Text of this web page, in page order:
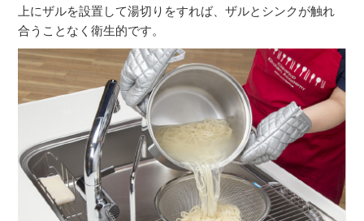
上にザルを設置して湯切りをすれば、ザルとシンクが触れ
合うことなく衛生的です。